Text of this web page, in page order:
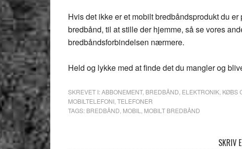
Hvis det ikke er et mobilt bredbåndsprodukt du
bredbånd, til at stille der hjemme, så se vores
bredbåndsforbindelsen nærmere.
Held og lykke med at finde det du mangler og
SKREVET I:ABBONEMENT, BREDBÅND ELEKTRONIK KØBS
MOBILTELEFONI TELEFONER
TAGS: BREDBÅND MOBIL MOBILT BREDBÅND
SKRIV